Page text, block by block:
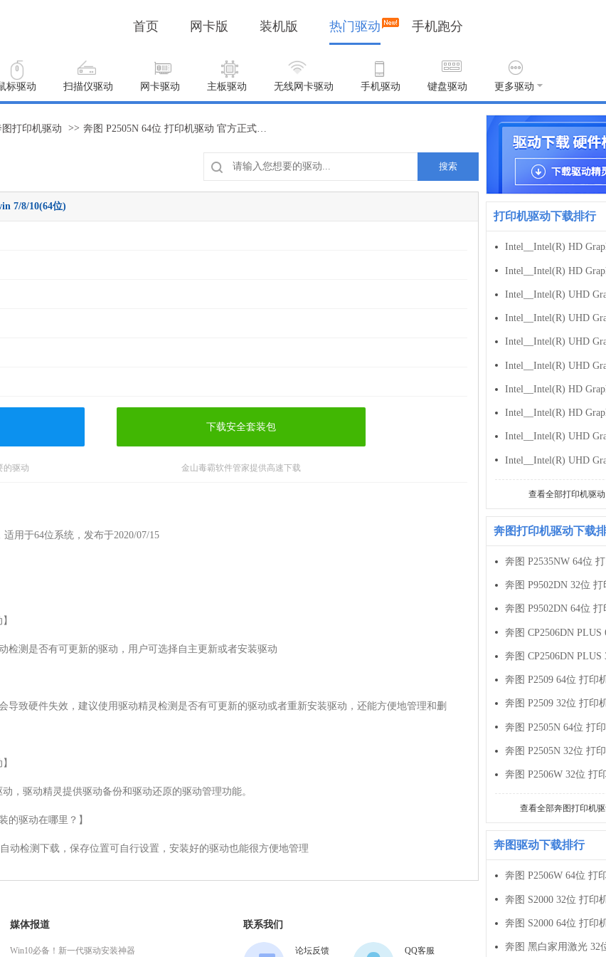
首页 网卡版 装机版 热门驱动 手机跑分
标驱动 扫描仪驱动 网卡驱动 主板驱动 无线网卡驱动 手机驱动 键盘驱动 更多驱动
图打印机驱动 >> 奔图 P2505N 64位 打印机驱动 官方正式版 For win 7/8/10(64位)
搜索
7/8/10(64位)
的驱动
下载安全套装包
金山毒霸软件管家提供高速下载
用于64位系统，发布于2020/07/15
检测是否有可更新的驱动，用户可选择自主更新或者安装驱动
导致硬件失效，建议使用驱动精灵检测是否有可更新的驱动或者重新安装驱动，还能方便地管理和删
，驱动精灵提供驱动备份和驱动还原的驱动管理功能。
的驱动在哪里？】
动检测下载，保存位置可自行设置，安装好的驱动也能很方便地管理
打印机驱动下载排行
查看全部打印机驱动
奔图打印机驱动下载
奔图 P2535NW 64位
奔图 P9502DN 32位 打
奔图 P9502DN 64位 打
奔图 P2509 64位 打印
奔图 P2509 32位 打印
奔图 P2505N 64位 打
奔图 P2505N 32位 打
奔图 P2506W 32位 打
查看全部奔图打印机
奔图驱动下载排行
奔图 P2506W 64位 打
奔图 S2000 32位 打印
奔图 S2000 64位 打印
奔图 黑白家用激光 32
媒体报道
Win10必备！新一代驱动安装神器
联系我们
论坛反馈 QQ客服